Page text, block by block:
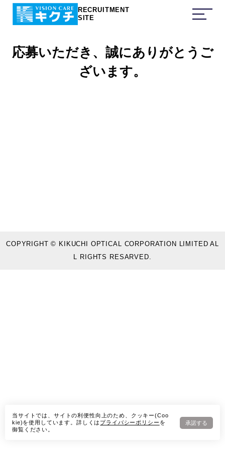
RECRUITMENT
SITE
応募いただき、誠にありがとうご
ざいます。
当サイトでは、サイトの利便性向上のため、クッキー(Coo
kie)を使用しています。詳しくは プライバシーポリシー を
御覧ください。
承諾する
COPYRIGHT © KIKUCHI OPTICAL CORPORATION LIMITED AL
L RIGHTS RESARVED.